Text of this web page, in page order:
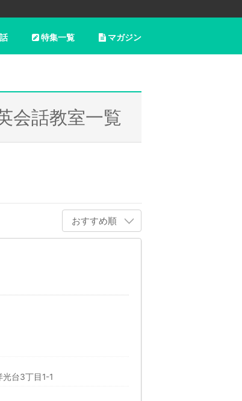
マガジン
特集一覧
会話教室一覧
おすすめ順
台3丁目1-1